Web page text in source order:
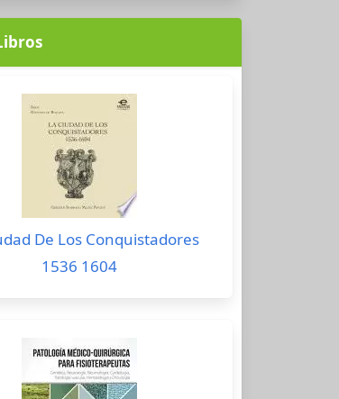
De Los Conquistadores
1536 1604